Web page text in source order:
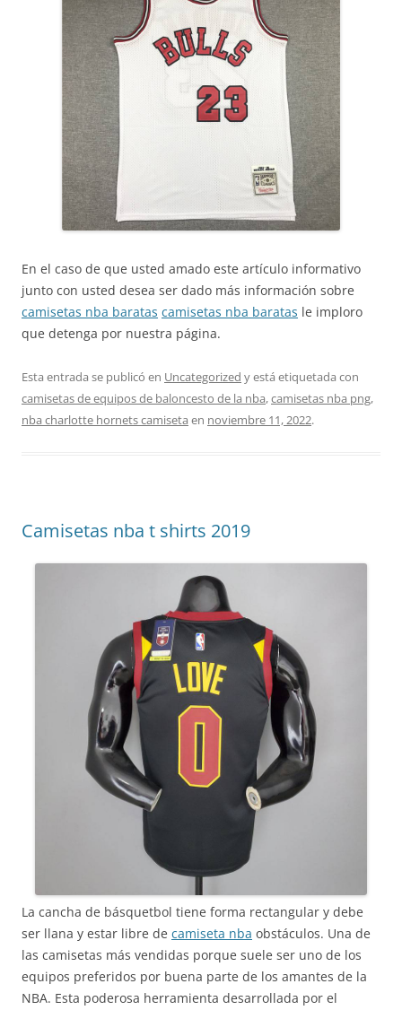
En el caso de que usted amado este artículo informativo
junto con usted desea ser dado más información sobre
camisetas nba baratas camisetas nba baratas le imploro
que detenga por nuestra página.
Esta entrada se publicó en Uncategorized y está etiquetada con
camisetas de equipos de baloncesto de la nba,camisetas nba png,
nba charlotte hornets camiseta en noviembre 11, 2022.
Camisetas nba t shirts 2019
La cancha de básquetbol tiene forma rectangular y debe
ser llana y estar libre de camiseta nba obstáculos. Una de
las camisetas más vendidas porque suele ser uno de los
equipos preferidos por buena parte de los amantes de la
NBA. Esta poderosa herramienta desarrollada por el